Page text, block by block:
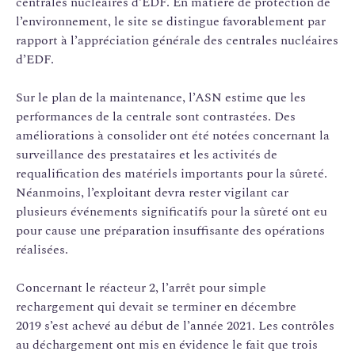
l’environnement, le site se distingue favorablement par
rapport à l’appréciation générale des centrales nucléaires
d’EDF.
Sur le plan de la maintenance, l’ASN estime que les
performances de la centrale sont contrastées. Des
améliorations à consolider ont été notées concernant la
surveillance des prestataires et les activités de
requalification des matériels importants pour la sûreté.
Néanmoins, l’exploitant devra rester vigilant car
plusieurs événements significatifs pour la sûreté ont eu
pour cause une préparation insuffisante des opérations
réalisées.
Concernant le réacteur 2, l’arrêt pour simple
rechargement qui devait se terminer en décembre
2019 s’est achevé au début de l’année 2021. Les contrôles
au déchargement ont mis en évidence le fait que trois